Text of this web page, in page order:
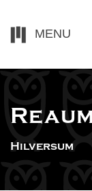
MENU
Hilversum